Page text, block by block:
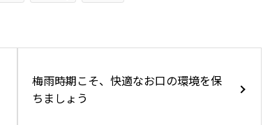
梅雨時期こそ、快適なお口の環境を保
ちましょう